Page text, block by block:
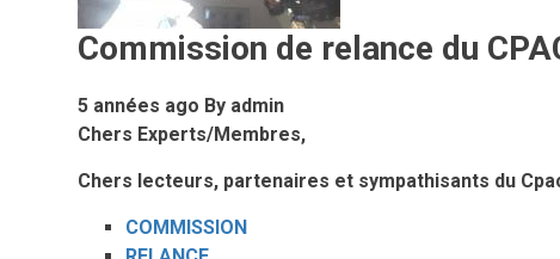
De
nécessité
d’une
de
Commission de relance du
5 années ago By admin
Chers Experts/Membres,
Chers lecteurs, partenaires et sympathisants du
COMMISSION